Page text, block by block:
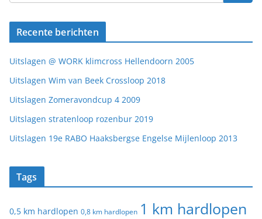
Recente berichten
Uitslagen @ WORK klimcross Hellendoorn 2005
Uitslagen Wim van Beek Crossloop 2018
Uitslagen Zomeravondcup 4 2009
Uitslagen stratenloop rozenbur 2019
Uitslagen 19e RABO Haaksbergse Engelse Mijlenloop 2013
Tags
0,5 km hardlopen 0,8 km hardlopen 1 km hardlopen